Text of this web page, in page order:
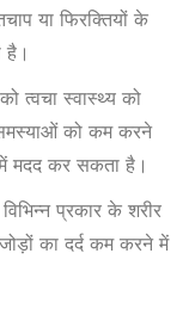
या फिरक्तियों के
है।
त्वचा स्वास्थ्य को
समस्याओं को कम करने
मदद कर सकता है।
प्रकार के शरीर
का दर्द कम करने में